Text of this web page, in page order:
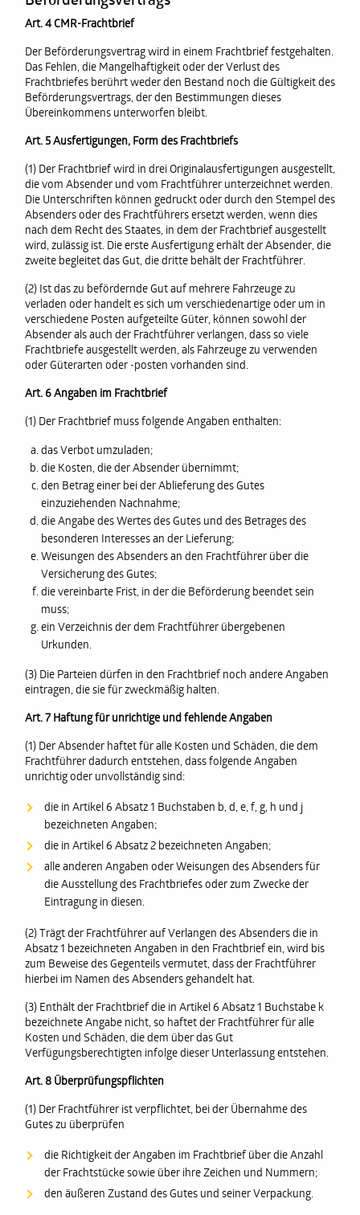
Art. 4 CMR-Frachtbrief
Der Beförderungsvertrag wird in einem Frachtbrief festgehalten.
Das Fehlen, die Mangelhaftigkeit oder der Verlust des
Frachtbriefes berührt weder den Bestand noch die Gültigkeit des
Beförderungsvertrags, der den Bestimmungen dieses
Übereinkommens unterworfen bleibt.
Art. 5 Ausfertigungen, Form des Frachtbriefs
(1) Der Frachtbrief wird in drei Originalausfertigungen ausgestellt,
die vom Absender und vom Frachtführer unterzeichnet werden.
Die Unterschriften können gedruckt oder durch den Stempel des
Absenders oder des Frachtführers ersetzt werden, wenn dies
nach dem Recht des Staates, in dem der Frachtbrief ausgestellt
wird, zulässig ist. Die erste Ausfertigung erhält der Absender, die
zweite begleitet das Gut, die dritte behält der Frachtführer.
(2) Ist das zu befördernde Gut auf mehrere Fahrzeuge zu
verladen oder handelt es sich um verschiedenartige oder um in
verschiedene Posten aufgeteilte Güter, können sowohl der
Absender als auch der Frachtführer verlangen, dass so viele
Frachtbriefe ausgestellt werden, als Fahrzeuge zu verwenden
oder Güterarten oder -posten vorhanden sind.
Art. 6 Angaben im Frachtbrief
(1) Der Frachtbrief muss folgende Angaben enthalten:
das Verbot umzuladen;
die Kosten, die der Absender übernimmt;
den Betrag einer bei der Ablieferung des Gutes
einzuziehenden Nachnahme;
die Angabe des Wertes des Gutes und des Betrages des
besonderen Interesses an der Lieferung;
Weisungen des Absenders an den Frachtführer über die
Versicherung des Gutes;
die vereinbarte Frist, in der die Beförderung beendet sein
muss;
ein Verzeichnis der dem Frachtführer übergebenen
Urkunden.
(3) Die Parteien dürfen in den Frachtbrief noch andere Angaben
eintragen, die sie für zweckmäßig halten.
Art. 7 Haftung für unrichtige und fehlende Angaben
(1) Der Absender haftet für alle Kosten und Schäden, die dem
Frachtführer dadurch entstehen, dass folgende Angaben
unrichtig oder unvollständig sind:
die in Artikel 6 Absatz 1 Buchstaben b, d, e, f, g, h und j
bezeichneten Angaben;
die in Artikel 6 Absatz 2 bezeichneten Angaben;
alle anderen Angaben oder Weisungen des Absenders für
die Ausstellung des Frachtbriefes oder zum Zwecke der
Eintragung in diesen.
(2) Trägt der Frachtführer auf Verlangen des Absenders die in
Absatz 1 bezeichneten Angaben in den Frachtbrief ein, wird bis
zum Beweise des Gegenteils vermutet, dass der Frachtführer
hierbei im Namen des Absenders gehandelt hat.
(3) Enthält der Frachtbrief die in Artikel 6 Absatz 1 Buchstabe k
bezeichnete Angabe nicht, so haftet der Frachtführer für alle
Kosten und Schäden, die dem über das Gut
Verfügungsberechtigten infolge dieser Unterlassung entstehen.
Art. 8 Überprüfungspflichten
(1) Der Frachtführer ist verpflichtet, bei der Übernahme des
Gutes zu überprüfen
die Richtigkeit der Angaben im Frachtbrief über die Anzahl
der Frachtstücke sowie über ihre Zeichen und Nummern;
den äußeren Zustand des Gutes und seiner Verpackung.